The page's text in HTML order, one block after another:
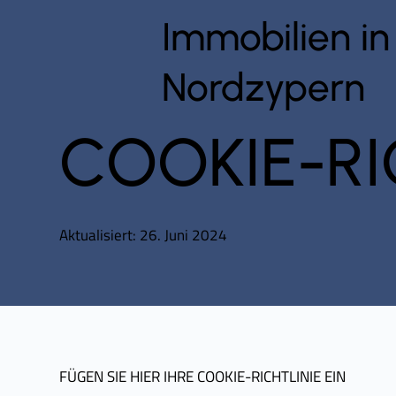
Immobilien in
Nordzypern
COOKIE-
Aktualisiert: 26. Juni 2024
FÜGEN SIE HIER IHRE COOKIE-RICHTLINIE EIN